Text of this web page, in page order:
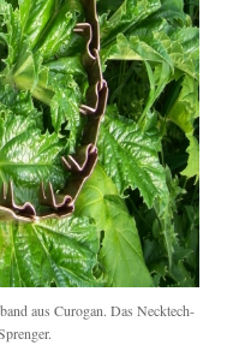
aus Curogan. Das Necktech-